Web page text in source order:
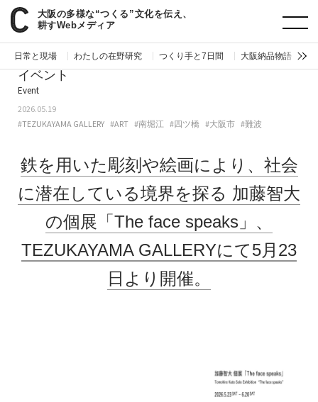
大阪の多様な“つくる”文化を伝え、
耕すWebメディア
日常と現場 わたしの在野研究 つくり手と7日間 大阪納品物語
paperC 今週のイベント
イベント
Event
2026.05.19
#TEZUKAYAMA GALLERY #ART #南堀江 #四ツ橋 #大阪市 #難波
鉄を用いた彫刻や絵画により、社会
に潜在している境界を探る 加藤智大
の個展「The face speaks」、
TEZUKAYAMA GALLERYにて5月23
日より開催。